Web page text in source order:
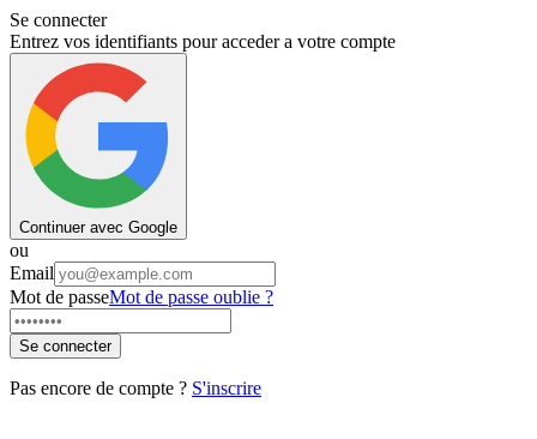
Se connecter
Entrez vos identifiants pour acceder a votre compte
Continuer avec Google
ou
Email
Mot de passeMot de passe oublie ?
Se connecter
Pas encore de compte ? S'inscrire